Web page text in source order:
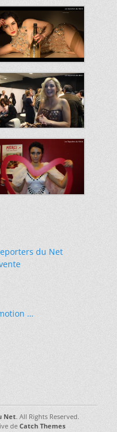
du Net
…
Net. All Rights Reserved.
deCatch Themes